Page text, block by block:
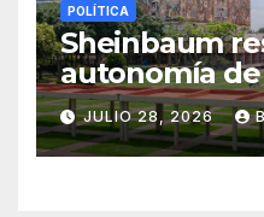
POLÍTICA
Sheinbaum
autonomía de
resolver
examen de
JULIO 28, 2026